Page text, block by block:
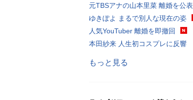
元TBSアナの山本里菜 離婚を公表
ゆきぽよ まるで別人な現在の姿
人気YouTuber 離婚を即撤回
本田紗来 人生初コスプレに反響
もっと見る